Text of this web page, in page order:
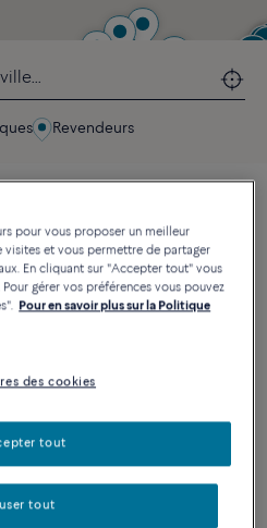
Revendeurs
Paix
France
pendant les jours fériés : de
pour vous proposer un meilleur
visites et vous permettre de partager
En cliquant sur "Accepter tout" vous
gérer vos préférences vous pouvez
Pour en savoir plus sur la Politique
des cookies
tout
tout